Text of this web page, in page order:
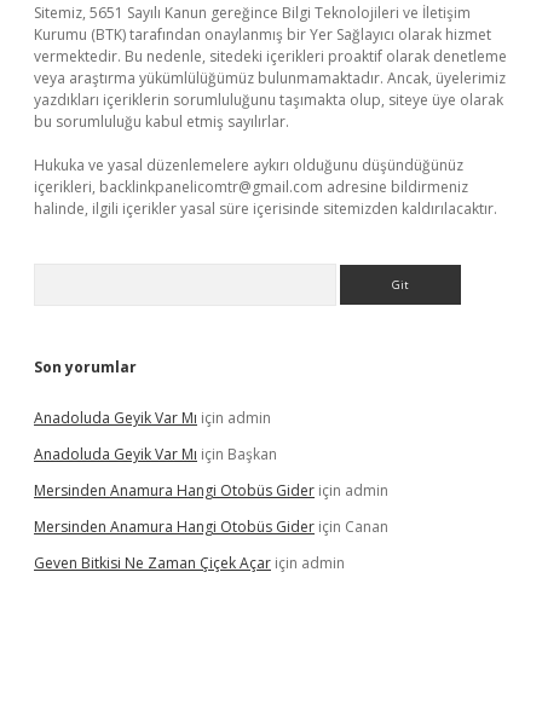
Sitemiz, 5651 Sayılı Kanun gereğince Bilgi Teknolojileri ve İletişim
Kurumu (BTK) tarafından onaylanmış bir Yer Sağlayıcı olarak hizmet
vermektedir. Bu nedenle, sitedeki içerikleri proaktif olarak denetleme
veya araştırma yükümlülüğümüz bulunmamaktadır. Ancak, üyelerimiz
yazdıkları içeriklerin sorumluluğunu taşımakta olup, siteye üye olarak
bu sorumluluğu kabul etmiş sayılırlar.
Hukuka ve yasal düzenlemelere aykırı olduğunu düşündüğünüz
içerikleri, backlinkpanelicomtr@gmail.com adresine bildirmeniz
halinde, ilgili içerikler yasal süre içerisinde sitemizden kaldırılacaktır.
Son yorumlar
Anadoluda Geyik Var Mı için admin
Anadoluda Geyik Var Mı için Başkan
Mersinden Anamura Hangi Otobüs Gider için admin
Mersinden Anamura Hangi Otobüs Gider için Canan
Geven Bitkisi Ne Zaman Çiçek Açar için admin